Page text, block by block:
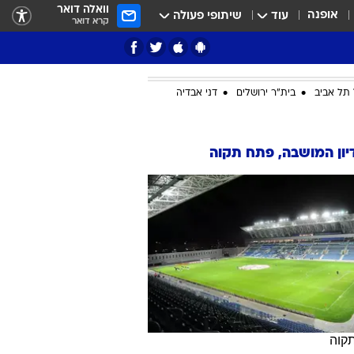
אופנה עוד שיתופי פעולה וואלה דואר
קרא דואר
ציון 3
תל אביב בית"ר ירושלים דני אבדיה
המושבה, פתח תקוה